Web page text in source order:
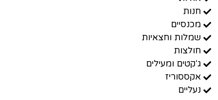
חנות
מכנסיים
שמלות וחצאיות
חולצות
ג'קטים ומעילים
אקססוריז
נעליים